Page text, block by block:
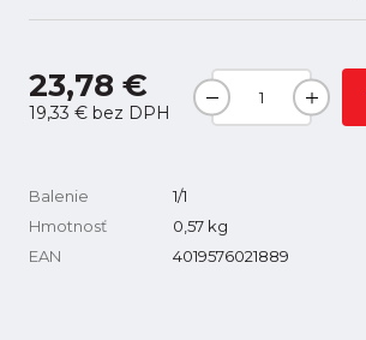
23,78 €
19,33 € bez DPH
Balenie
1/1
Hmotnosť
0,57 kg
EAN
4019576021889